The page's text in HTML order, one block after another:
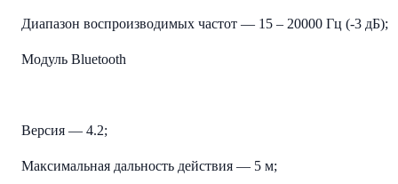
Диапазон воспроизводимых частот — 15 – 20000 Гц (-3 дБ);
Модуль Bluetooth
Версия — 4.2;
Максимальная дальность действия — 5 м;